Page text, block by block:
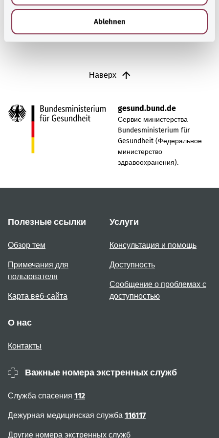
Ablehnen
Узнать больше
Наверх
gesund.bund.de
Сервис министерства
Bundesministerium für
Gesundheit (Федеральное
министерство
здравоохранения).
Полезные ссылки
Обзор тем
Примечания для
пользователя
Карта веб-сайта
Услуги
Консультация и помощь
Доступность
Сообщение о проблемах с
доступностью
О нас
Контакты
Важные номера экстренных служб
Служба спасения 112
Дежурная медицинская служба 116117
Другие номера экстренных служб